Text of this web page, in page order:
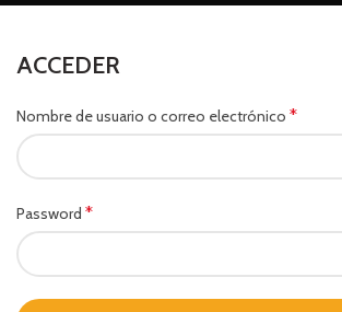
ACCEDER
Nombre de usuario o correo electrónico *
Password *